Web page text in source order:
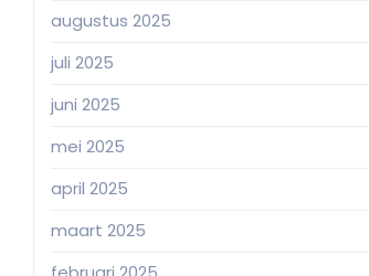
augustus 2025
juli 2025
juni 2025
mei 2025
april 2025
maart 2025